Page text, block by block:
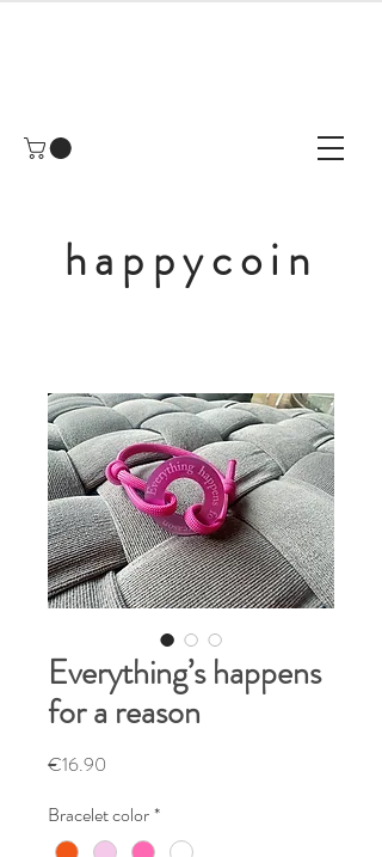
happycoin
Everything’s happens
for a reason
€16.90
Bracelet color*